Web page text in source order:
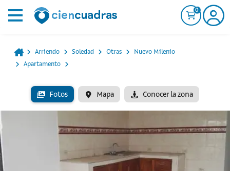
0
Arriendo Soledad Otras
Nuevo Milenio
Apartamento
Fotos Mapa Conocer la zona